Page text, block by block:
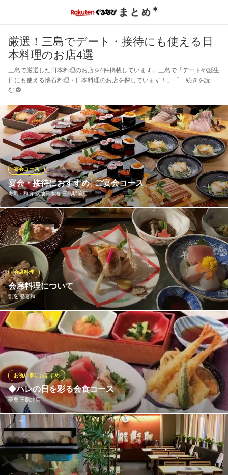
厳選！三島でデート・接待にも使える日
本料理のお店4選
三島で厳選した日本料理のお店を4件掲載しています。三島で「デートや誕生
日にも使える懐石料理・日本料理のお店を探しています！」「
続きを読
む
宴会・接待におすすめ│ご宴会コース
寿司・和食 築地日本海 三島駅前店
宴会コース
豊洲市場直送の旬の魚介を贅沢に使用した、築地日本海自慢の本
格コース。とろける本マグロや旬の白身魚、彩り豊かな季節の逸
品など、職人が腕によりをかけた料理の数々をご提供します。お
寿司をメインに据えながら刺身や焼き物も楽しめ、接待や大切な
人との食事に最適。厳選された日本酒とともにお愉しみくださ
い！
寿司・和食 築地日本海 三島駅前店
直送鮮魚の本格寿司酒場
ＪＲ三島駅 徒歩2分
静岡県三島市一番町12-16 第2カツマタビル1〜2F
会席料理について
割烹 登喜和
会席料理
会席料理は、「食事」という行為自体に儀式的な意味を持たせた
「本膳料理」から、現在の形になりました。冠婚葬祭などの儀礼
的な料理に名残があるのがその代表例です。一汁三菜を基本と
し、現代の会席料理はご飯、お吸い物、向付、煮物、焼き物、揚
げ物、預け鉢、吸い物、八寸、香の物、菓子が、一皿ずつ出され
ます。
割烹 登喜和
一度は行きたい割烹料理
伊豆箱根鉄道駿豆線三島広小路駅 徒歩1分
静岡県三島市広小路町1-41
◆ハレの日を彩る会食コース
夢庵 三島北店
お祝い事におすすめ
お祝いの席や故人を偲ぶ法要後の会食など、特別な日のためのお
料理もご用意！彩り豊かな前菜から、素材を活かした温物、最後
を締めくくるデザートまで、物語を感じさせる献立構成で皆様を
おもてなしいたします。落ち着いた空間と、ハレの日や弔事の場